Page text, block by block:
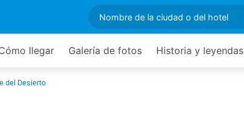
llegar Galería de fotos Historia y leyendas
del Desierto